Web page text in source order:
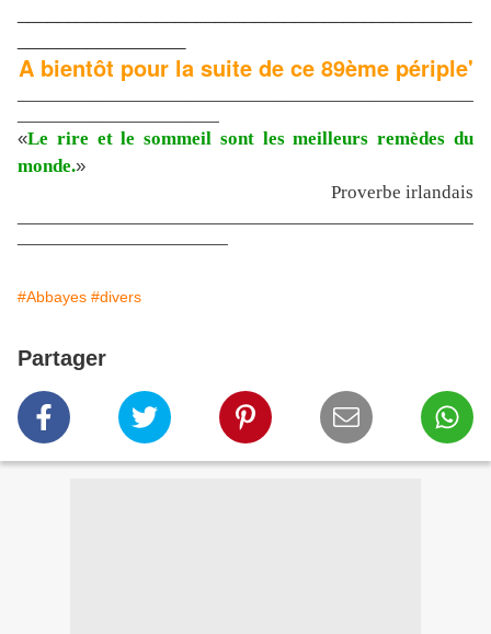
A bientôt pour la suite de ce 89ème périple'
«Le rire et le sommeil sont les meilleurs remèdes du
monde.»
Proverbe irlandais
#Abbayes #divers
Partager